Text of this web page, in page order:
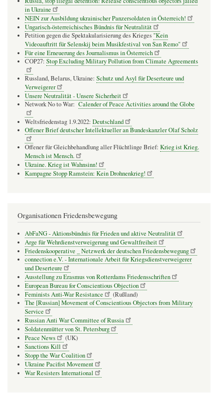
in Ukraine
NEIN zur Ausbildung ukrainischer Panzersoldaten in Österreich!
Ungarisch-österreichisches Bündnis für Neutralität
Petition gegen die Spektakularisierung des Krieges "Kein
Videoauftritt für Selenskij beim Musikfestival von San Remo"
Für eine Erneuerung des Journalismus in Österreich
COP27: Stop Excluding Military Pollution from Climate Agreements
Russland, Belarus, Ukraine: Schutz und Asyl für Deserteure und
Verweigerer
Unsere Neutralität - Unsere Sicherheit
Network No to War: Calender of Peace Activities around the Globe
Weltsfriedenstag 1.9.2022: Deutschland
Offener Brief deutscher Intellektueller an Bundeskanzler Olaf Scholz
Offener für Gleichbehandlung aller Flüchtlinge Brief: Krieg ist Krieg.
Mensch ist Mensch.
Ukraine. Krieg ist Wahnsinn!
Kampagne Stopp Ramstein: Kein Drohnenkrieg!
Organisationen Friedensbewegung
AbFaNG - Aktionsbündnis für Frieden und aktive Neutralität
Arge für Wehrdienstverweigerung und Gewaltfreiheit
Friedenskooperative _ Netzwerk der deutschen Friedensbewegung
connection e.V. - Inter­na­tio­nale Arbeit für Kriegs­dienst­ver­wei­gerer
und Deser­teure
Ausstellung zu Erasmus von Rotterdams Friedensschriften
European Bureau for Conscientious Objection
Feminists Anti-War Resistance
(Rußland)
The [Russian] Movement of Conscientious Objectors from Military
Service
Russian Anti War Committee of Russia
Soldatenmütter von St. Petersburg
Peace News
(UK)
Sanctions Kill
Stopp the War Coalition
Ukraine Pacifist Movement
War Resisters International